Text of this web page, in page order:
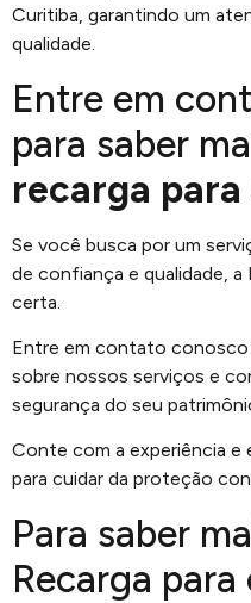
Curitiba, garantindo um
qualidade.
Entre em
para saber
recarga
Se você busca por um
de confiança e qualidade, a
certa.
Entre em contato conosco
sobre nossos serviços e
segurança do seu
Conte com a experiência e
para cuidar da proteção
Para saber
Recarga